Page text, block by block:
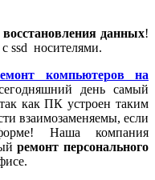
восстановления данных!
ssd носителями.
компьютеров на
день самый
как ПК устроен таким
взаимозаменяемы, если
Наша компания
ремонт персонального